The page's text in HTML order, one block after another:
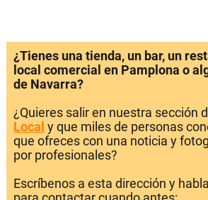
¿Tienes una tienda, un bar, un
local comercial en Pamplona o
de Navarra?
¿Quieres salir en nuestra sección
Local y que miles de personas
que ofreces con una noticia y
por profesionales?
Escríbenos a esta dirección y